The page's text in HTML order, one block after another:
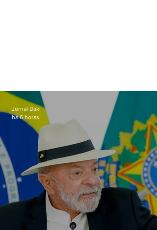
Jornal Daki
há 6 horas